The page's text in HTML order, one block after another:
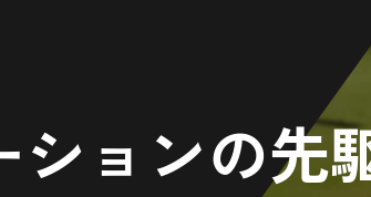
ションの先